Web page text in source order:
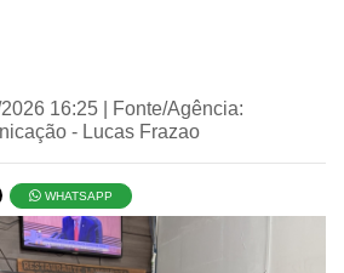
16:25 | Fonte/Agência:
- Lucas Frazao
WHATSAPP